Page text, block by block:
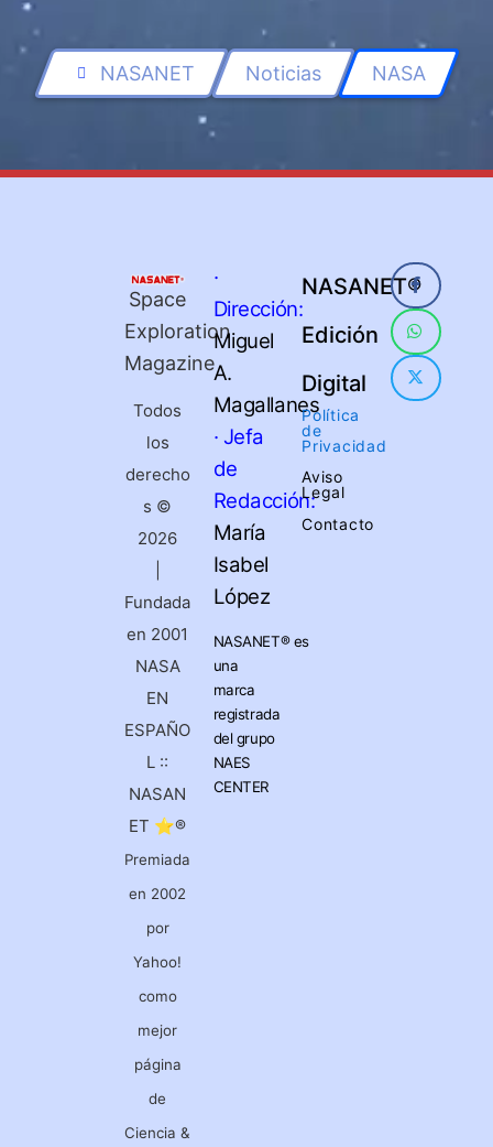
NASANET Noticias NASA
Space
Exploration
Magazine
Todos
los
derecho
s ©
2026
Fundada
en 2001
NASA
EN
ESPAÑO
L ::
NASAN
ET ⭐®
Premiada
en 2002
por
Yahoo!
como
mejor
página
de
Ciencia &
·
Dirección:
Miguel
A.
Magallanes
· Jefa
de
Redacción:
María
Isabel
López
NASANET®es
una
marca
registrada
del grupo
NAES
CENTER
NASANET®
Edición
Digital
Política
de
Privacidad
Aviso
Legal
Contacto